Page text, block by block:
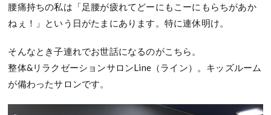
腰痛持ちの私は「足腰が疲れてどーにもこーにもらちがあか
ねぇ！」という日がたまにあります。特に連休明け。
そんなとき子連れでお世話になるのがこちら。
整体&リラクゼーションサロンLine（ライン）。キッズルーム
が備わったサロンです。